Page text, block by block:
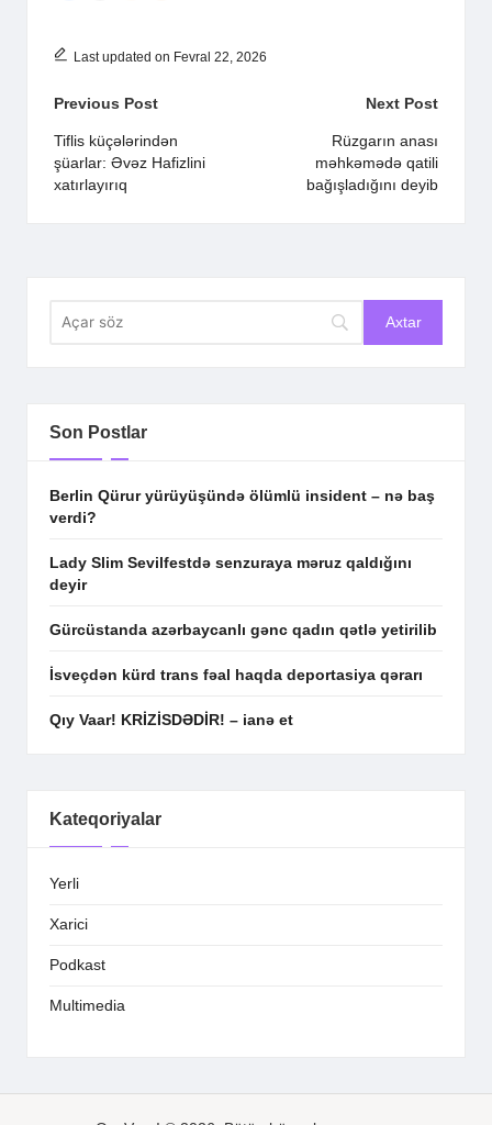
Last updated on Fevral 22, 2026
Post
navigation
Previous Post
Tiflis küçələrindən
şüarlar: Əvəz Hafizlini
xatırlayırıq
Next Post
Rüzgarın anası
məhkəmədə qatili
bağışladığını deyib
Son Postlar
Berlin Qürur yürüyüşündə ölümlü insident – nə baş
verdi?
Lady Slim Sevilfestdə senzuraya məruz qaldığını
deyir
Gürcüstanda azərbaycanlı gənc qadın qətlə yetirilib
İsveçdən kürd trans fəal haqda deportasiya qərarı
Qıy Vaar! KRİZİSDƏDİR! – ianə et
Kateqoriyalar
Yerli
Xarici
Podkast
Multimedia